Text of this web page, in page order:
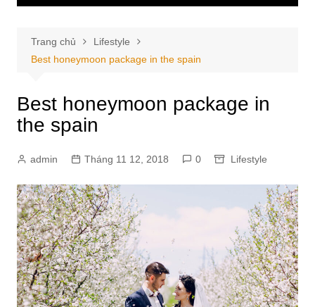
Trang chủ
Lifestyle
Best honeymoon package in the spain
Best honeymoon package in
the spain
admin Tháng 11 12, 2018 0 Lifestyle